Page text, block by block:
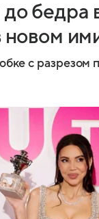
до бедра
новом
с разрезом